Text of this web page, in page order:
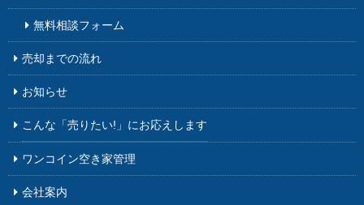
無料相談フォーム
売却までの流れ
お知らせ
こんな「売りたい!」にお応えします
ワンコイン空き家管理
会社案内